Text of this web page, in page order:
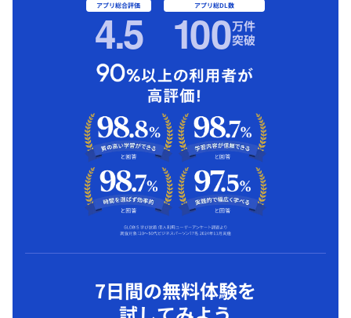
アプリ総合評価
4.5 アプリ総DL数
100万件
突破
7日間の無料体験を